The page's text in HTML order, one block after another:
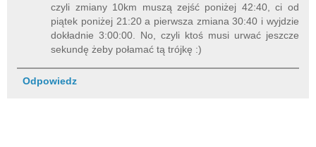
czyli zmiany 10km muszą zejść poniżej 42:40, ci od
piątek poniżej 21:20 a pierwsza zmiana 30:40 i wyjdzie
dokładnie 3:00:00. No, czyli ktoś musi urwać jeszcze
sekundę żeby połamać tą trójkę :)
Odpowiedz